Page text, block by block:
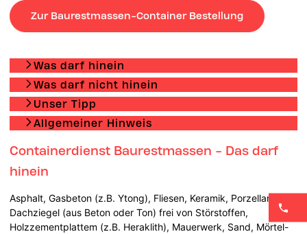
Zur Baurestmassen-Container Bestellung
Was darf hinein
Was darf nicht hinein
Unser Tipp
Allgemeiner Hinweis
Containerdienst Baurestmassen - Das darf
hinein
Asphalt, Gasbeton (z.B. Ytong), Fliesen, Keramik, Porzellan,
Dachziegel (aus Beton oder Ton) frei von Störstoffen,
Holzzementplattem (z.B. Heraklith), Mauerwerk, Sand, Mörtel-